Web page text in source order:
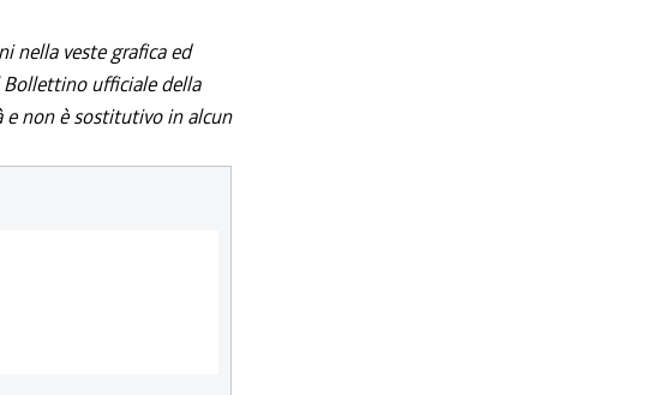
nella veste grafica ed
ufficiale della
e non è sostitutivo in alcun